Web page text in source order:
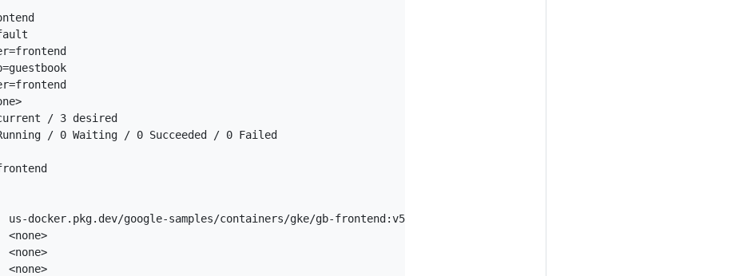
/ 3 desired
/ 0 Waiting / 0 Succeeded / 0 Failed
us-docker.pkg.dev/google-samples/containers/gke/gb-frontend:v5
<none>
<none>
<none>